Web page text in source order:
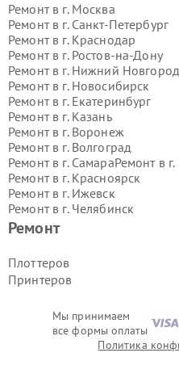
Мы принимаем
все формы оплаты
Ремонт
Плоттеров
Принтеров
Ремонт в г. Москва
Ремонт в г. Санкт-Петербург
Ремонт в г. Краснодар
Ремонт в г. Ростов-на-Дону
Ремонт в г. Нижний Новгород
Ремонт в г. Новосибирск
Ремонт в г. Екатеринбург
Ремонт в г. Казань
Ремонт в г. Воронеж
Ремонт в г. Волгоград
Ремонт в г. СамараРемонт в г.
Ремонт в г. Красноярск
Ремонт в г. Ижевск
Ремонт в г. Челябинск
Ремонт в г.
Ремонт в г.
Ремонт в г.
Ремонт в г.Барнаул
Ремонт в г. Хабаровск
Ремонт в г. Томск
Ульяновск
Политика